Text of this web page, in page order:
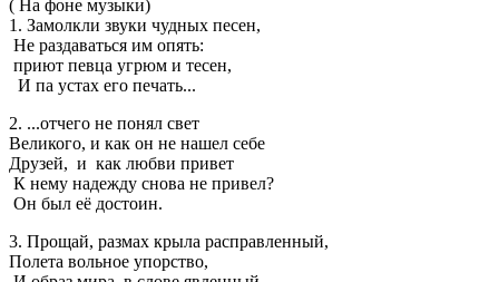
( На фоне музыки)
1. Замолкли звуки чудных песен,
Не раздаваться им опять:
приют певца угрюм и тесен,
И па устах его печать...
2. ...отчего не понял свет
Великого, и как он не нашел себе
Друзей, и как любви привет
К нему надежду снова не привел?
Он был её достоин.
3. Прощай, размах крыла расправленный,
Полета вольное упорство,